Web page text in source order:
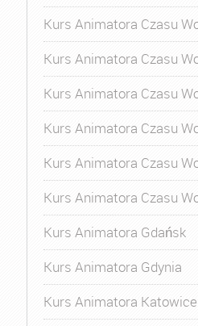
Kurs Animatora Czasu
Kurs Animatora Czasu
Kurs Animatora Czasu
Kurs Animatora Czasu
Kurs Animatora Czasu
Kurs Animatora Czasu
Kurs Animatora Gdańsk
Kurs Animatora Gdynia
Kurs Animatora Katowice